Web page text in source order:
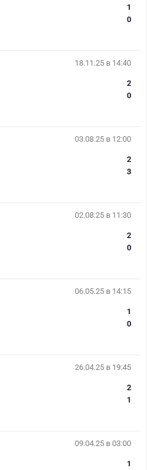
1
0
18.11.25 в 14:40
2
0
03.08.25 в 12:00
2
3
02.08.25 в 11:30
2
0
06.05.25 в 14:15
1
0
26.04.25 в 19:45
2
1
09.04.25 в 03:00
1